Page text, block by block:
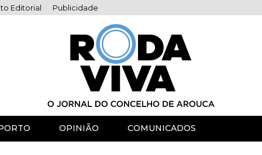
Editorial Publicidade
OPINIÃO COMUNICADOS